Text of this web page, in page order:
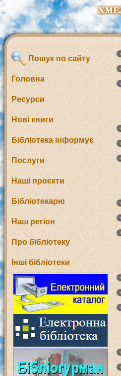
Пошук по сайту
Головна
Ресурси
Нові книги
Бібліотека інформує
Послуги
Наші проєкти
Бібліотекарю
Наш регіон
Про бібліотеку
Інші бібліотеки